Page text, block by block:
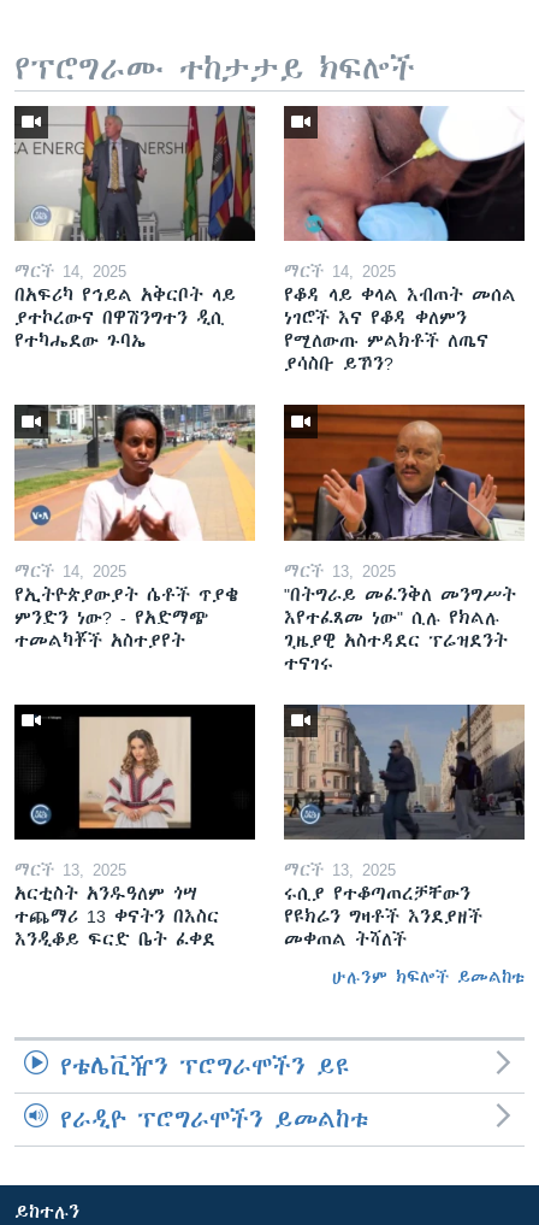
የፕሮግራሙ ተከታታይ ክፍሎች
ማርች 14, 2025
በአፍሪካ የኅይል አቅርቦት ላይ
ያተኮረውና በዋሽንግተን ዲሲ
የተካሔደው ጉባኤ
ማርች 14, 2025
የቆዳ ላይ ቀላል እብጠት መሰል
ነገሮች እና የቆዳ ቀለምን
የሚለውጡ ምልክቶች ለጤና
ያሳስቡ ይኾን?
ማርች 14, 2025
የኢትዮጵያውያት ሴቶች ጥያቄ
ምንድን ነው? - የአድማጭ
ተመልካቾች አስተያየት
ማርች 13, 2025
"በትግራይ መፈንቅለ መንግሥት
እየተፈጸመ ነው" ሲሉ የክልሉ
ጊዜያዊ አስተዳደር ፕሬዝደንት
ተናገሩ
ማርች 13, 2025
አርቲስት አንዱዓለም ጎሣ
ተጨማሪ 13 ቀናትን በእስር
እንዲቆይ ፍርድ ቤት ፈቀደ
ማርች 13, 2025
ሩሲያ የተቆጣጠረቻቸውን
የዩክሬን ግዛቶች እንደያዘች
መቀጠል ትሻለች
ሁሉንም ክፍሎች ይመልከቱ
የቴሌቪዥን ፕሮግራሞችን ይዩ
የራዲዮ ፕሮግራሞችን ይመልከቱ
ይከተሉን